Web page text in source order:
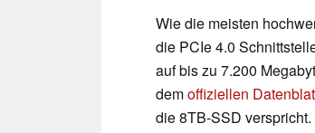
Wie die meisten
die PCIe 4.0
auf bis zu 7.200
demoffiziellen
die 8TB-SSD verspricht.